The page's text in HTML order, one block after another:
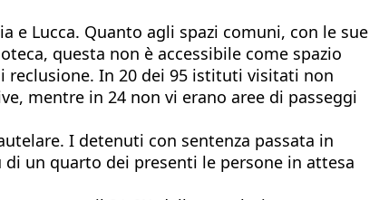
e Lucca. Quanto agli spazi comuni, con le sue
questa non è accessibile come spazio
reclusione. In 20 dei 95 istituti visitati non
mentre in 24 non vi erano aree di passeggi
I detenuti con sentenza passata in
di un quarto dei presenti le persone in attesa